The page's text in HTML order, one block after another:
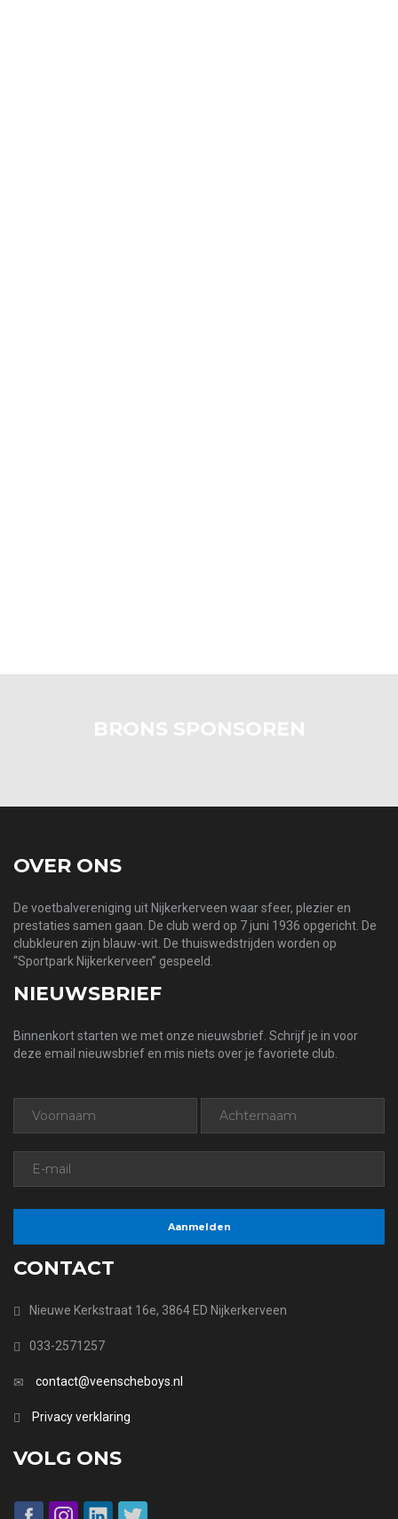
BRONS SPONSOREN
OVER ONS
De voetbalvereniging uit Nijkerkerveen waar sfeer, plezier en
prestaties samen gaan. De club werd op 7 juni 1936 opgericht. De
clubkleuren zijn blauw-wit. De thuiswedstrijden worden op
“Sportpark Nijkerkerveen” gespeeld.
NIEUWSBRIEF
Binnenkort starten we met onze nieuwsbrief. Schrijf je in voor
deze email nieuwsbrief en mis niets over je favoriete club.
CONTACT
Nieuwe Kerkstraat 16e, 3864 ED Nijkerkerveen
033-2571257
contact@veenscheboys.nl
Privacy verklaring
VOLG ONS